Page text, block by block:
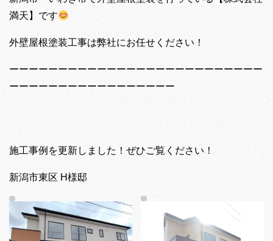
満天】です
外壁屋根塗装工事は弊社にお任せください！
ーーーーーーーーーーーーーーーーーーーーーーーーーー
ーーーーーーーーーーーーーーーーー
施工事例を更新しました！ぜひご覧ください！
新潟市東区 H様邸